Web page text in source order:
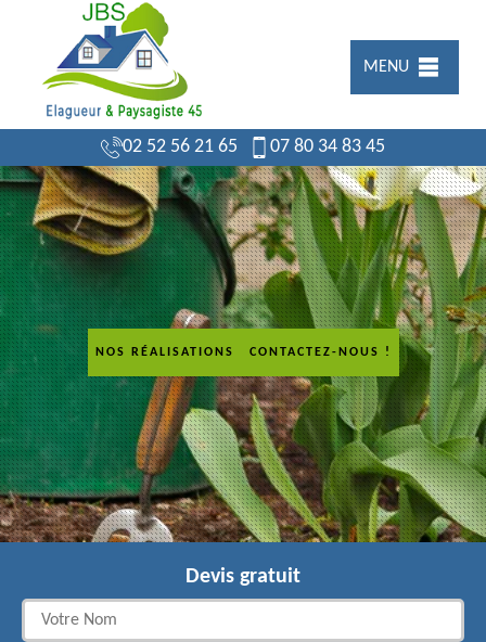
MENU
02 52 56 21 65 07 80 34 83 45
NOS RÉALISATIONS CONTACTEZ-NOUS !
Devis gratuit